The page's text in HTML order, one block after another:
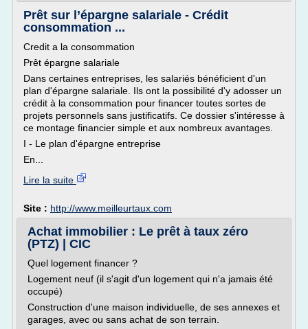
Prêt sur l’épargne salariale - Crédit
consommation ...
Credit a la consommation
Prêt épargne salariale
Dans certaines entreprises, les salariés bénéficient d'un
plan d'épargne salariale. Ils ont la possibilité d'y adosser un
crédit à la consommation pour financer toutes sortes de
projets personnels sans justificatifs. Ce dossier s'intéresse à
ce montage financier simple et aux nombreux avantages.
I - Le plan d'épargne entreprise
En...
Lire la suite
Site : http://www.meilleurtaux.com
Achat immobilier : Le prêt à taux zéro
(PTZ) | CIC
Quel logement financer ?
Logement neuf (il s'agit d'un logement qui n'a jamais été
occupé)
Construction d'une maison individuelle, de ses annexes et
garages, avec ou sans achat de son terrain.